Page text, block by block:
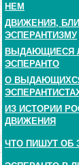
НЕМ
ДВИЖЕНИЯ,
ЭСПЕРАНТИЗМУ
ВЫДАЮЩИЕСЯ
ЭСПЕРАНТО
О
ИЗ ИСТОРИИ
ДВИЖЕНИЯ
ЧТО ПИШУТ ОБ